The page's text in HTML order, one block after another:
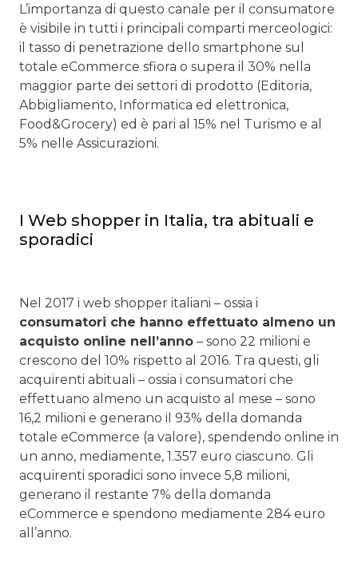
L’importanza di questo canale per il consumatore
è visibile in tutti i principali comparti merceologici:
il tasso di penetrazione dello smartphone sul
totale eCommerce sfiora o supera il 30% nella
maggior parte dei settori di prodotto (Editoria,
Abbigliamento, Informatica ed elettronica,
Food&Grocery) ed è pari al 15% nel Turismo e al
5% nelle Assicurazioni.
I Web shopper in Italia, tra abituali e
sporadici
Nel 2017 i web shopper italiani – ossia i
consumatori che hanno effettuato almeno un
acquisto online nell’anno – sono 22 milioni e
crescono del 10% rispetto al 2016. Tra questi, gli
acquirenti abituali – ossia i consumatori che
effettuano almeno un acquisto al mese – sono
16,2 milioni e generano il 93% della domanda
totale eCommerce (a valore), spendendo online in
un anno, mediamente, 1.357 euro ciascuno. Gli
acquirenti sporadici sono invece 5,8 milioni,
generano il restante 7% della domanda
eCommerce e spendono mediamente 284 euro
all’anno.